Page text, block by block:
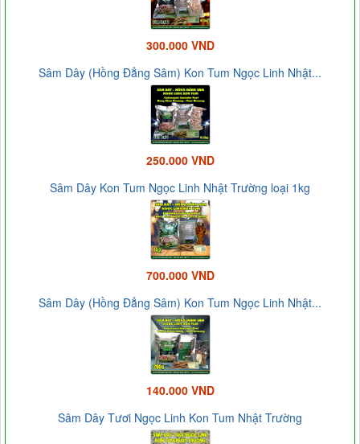
300.000 VND
Sâm Dây (Hồng Đẳng Sâm) Kon Tum Ngọc Linh Nhật...
250.000 VND
Sâm Dây Kon Tum Ngọc Linh Nhật Trường loại 1kg
700.000 VND
Sâm Dây (Hồng Đẳng Sâm) Kon Tum Ngọc Linh Nhật...
140.000 VND
Sâm Dây Tươi Ngọc Linh Kon Tum Nhật Trường